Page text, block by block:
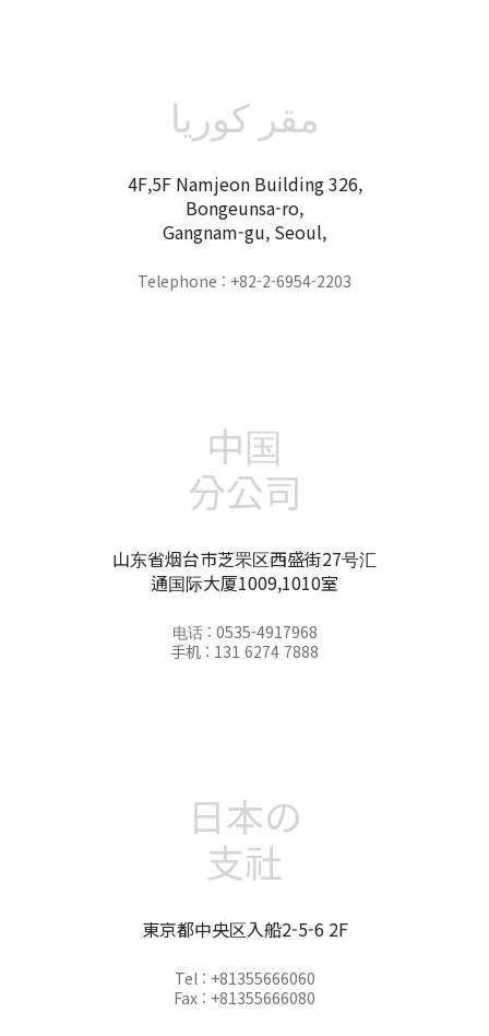
مقر كوريا
4F,5F Namjeon Building 326,
Bongeunsa-ro,
Gangnam-gu, Seoul,
Telephone : +82-2-6954-2203
中国
分公司
山东省烟台市芝罘区西盛街27号汇
通国际大厦1009,1010室
电话 : 0535-4917968
手机 : 131 6274 7888
日本の
支社
東京都中央区入船2-5-6 2F
Tel : +81355666060
Fax : +81355666080